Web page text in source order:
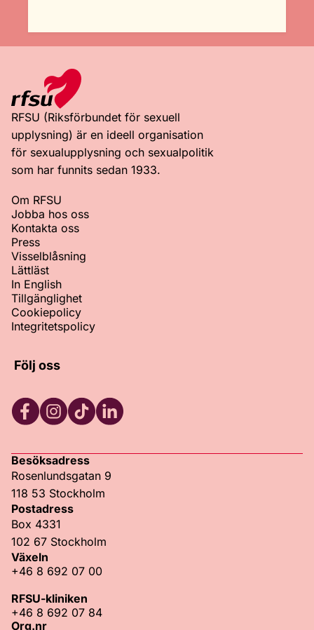
RFSU (Riksförbundet för sexuell
upplysning) är en ideell organisation
för sexualupplysning och sexualpolitik
som har funnits sedan 1933.
Om RFSU
Jobba hos oss
Kontakta oss
Press
Visselblåsning
Lättläst
In English
Tillgänglighet
Cookiepolicy
Integritetspolicy
Följ oss
Besöksadress
Rosenlundsgatan 9
118 53 Stockholm
Postadress
Box 4331
102 67 Stockholm
Växeln
+46 8 692 07 00
RFSU-kliniken
+46 8 692 07 84
Org.nr